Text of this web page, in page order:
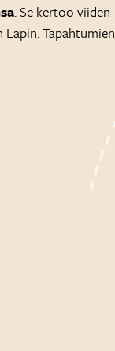
. Se kertoo viiden
Tapahtumien